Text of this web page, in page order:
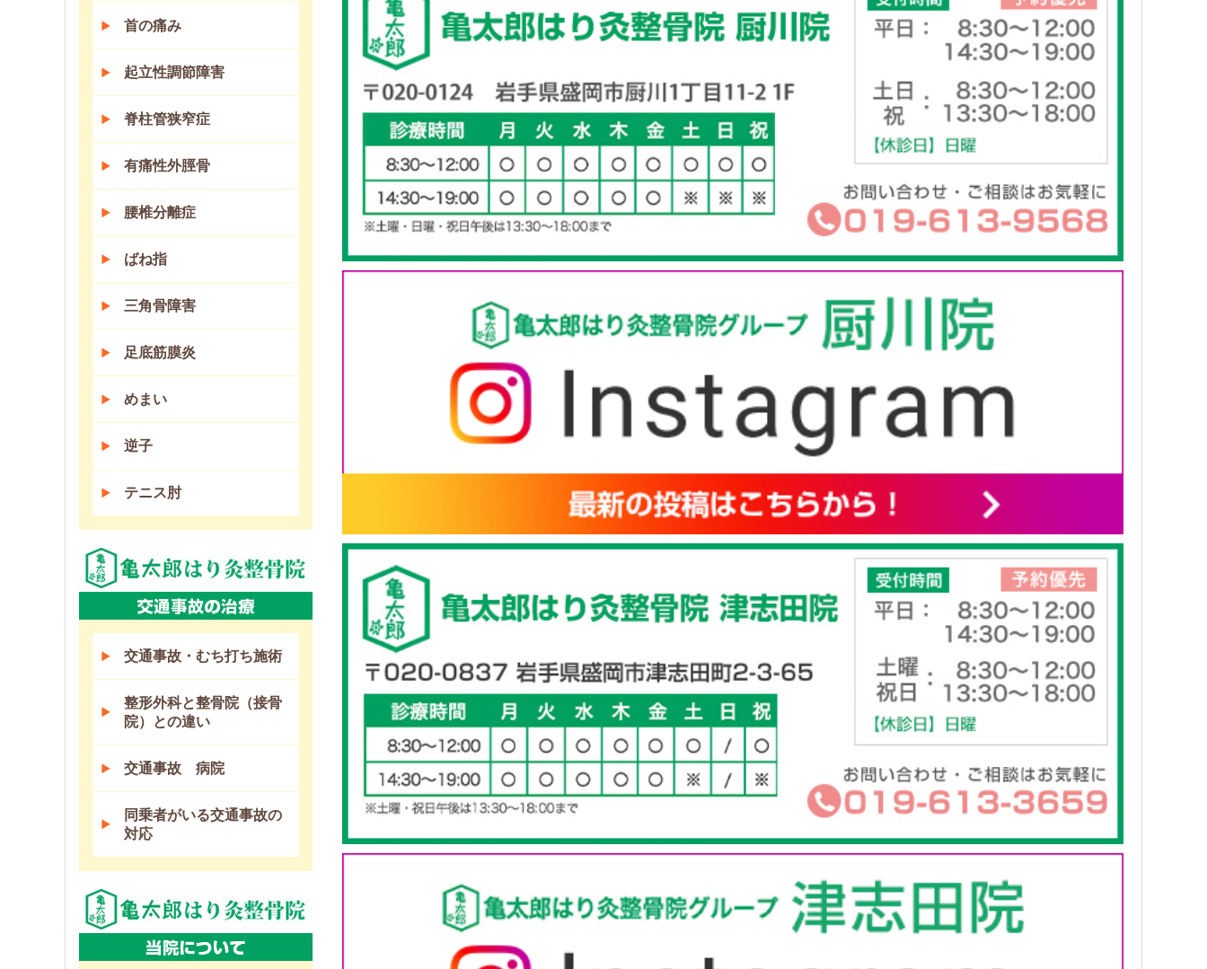
首の痛み
起立性調節障害
脊柱管狭窄症
有痛性外脛骨
腰椎分離症
ばね指
三角骨障害
足底筋膜炎
めまい
逆子
テニス肘
交通事故・むち打ち施術
整形外科と整骨院（接骨
院）との違い
交通事故 病院
同乗者がいる交通事故の
対応